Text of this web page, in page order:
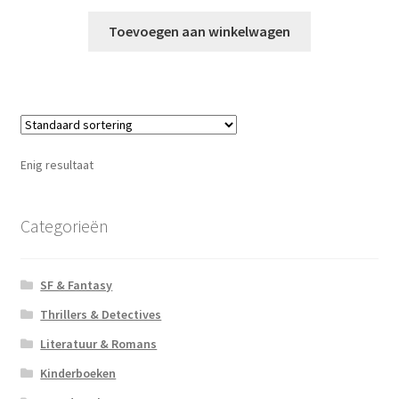
Toevoegen aan winkelwagen
Enig resultaat
Categorieën
SF & Fantasy
Thrillers & Detectives
Literatuur & Romans
Kinderboeken